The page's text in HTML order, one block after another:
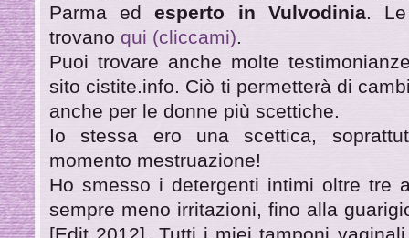
Parma edesperto in Vulvodinia. Le
trovano qui (cliccami).
Puoi trovare anche molte
sito cistite.info. Ciò ti permetterà di
anche per le donne più scettiche.
Io stessa ero una scettica,
momento mestruazione!
Ho smesso i detergenti intimi oltre tre
sempre meno irritazioni, fino alla